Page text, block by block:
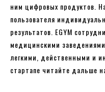
ним цифровых продуктов.
пользователя
результатов. EGYM
медицинскими
легкими, действенными и
стартапе читайте дальше